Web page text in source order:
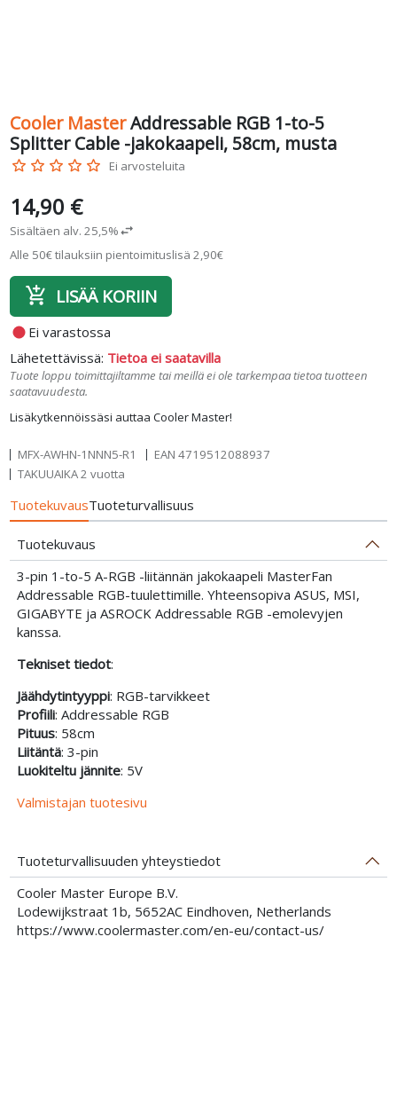
Cooler MasterAddressable RGB 1-to-5
Splitter Cable -jakokaapeli, 58cm, musta
star_border star_border star_border star_border star_border Ei arvosteluita
Lisäkytkennöissäsi auttaa Cooler Master!
14,90 €
Sisältäen alv. 25,5%swap_horiz
Alle 50€ tilauksiin pientoimituslisä 2,90€
add_shopping_cart LISÄÄ KORIIN
fiber_manual_record Ei varastossa
Lähetettävissä: Tietoa ei saatavilla
Tuote loppu toimittajiltamme tai meillä ei ole tarkempaa tietoa tuotteen
saatavuudesta.
MFX-AWHN-1NNN5-R1 EAN 4719512088937
TAKUUAIKA 2 vuotta
TuotekuvausTuoteturvallisuus
Tuotekuvaus
3-pin 1-to-5 A-RGB -liitännän jakokaapeli MasterFan
Addressable RGB-tuulettimille. Yhteensopiva ASUS, MSI,
GIGABYTE ja ASROCK Addressable RGB -emolevyjen
kanssa.
Tekniset tiedot:
Jäähdytintyyppi: RGB-tarvikkeet
Profiili: Addressable RGB
Pituus: 58cm
Liitäntä: 3-pin
Luokiteltu jännite: 5V
Valmistajan tuotesivu
Tuoteturvallisuuden yhteystiedot
Cooler Master Europe B.V.
Lodewijkstraat 1b, 5652AC Eindhoven, Netherlands
https://www.coolermaster.com/en-eu/contact-us/